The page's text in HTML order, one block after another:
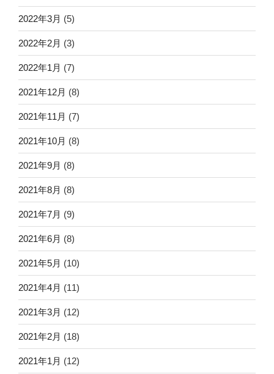
2022年3月 (5)
2022年2月 (3)
2022年1月 (7)
2021年12月 (8)
2021年11月 (7)
2021年10月 (8)
2021年9月 (8)
2021年8月 (8)
2021年7月 (9)
2021年6月 (8)
2021年5月 (10)
2021年4月 (11)
2021年3月 (12)
2021年2月 (18)
2021年1月 (12)